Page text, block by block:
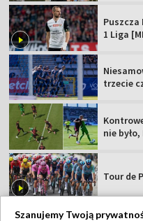
Puszcza
1 Liga
trzecie
nie
Tour de
Szanujemy Twoją